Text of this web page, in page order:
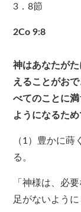
3．8節
2Co 9:8
神はあなたが
えることがお
べてのことに
ようになるため
（1）豊かに
る。
「神様は、必
足がないように